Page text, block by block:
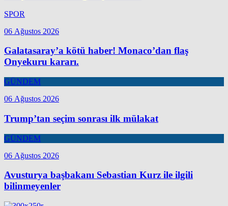
SPOR
06 Ağustos 2026
Galatasaray’a kötü haber! Monaco’dan flaş
Onyekuru kararı.
GÜNDEM
06 Ağustos 2026
Trump’tan seçim sonrası ilk mülakat
GÜNDEM
06 Ağustos 2026
Avusturya başbakanı Sebastian Kurz ile ilgili
bilinmeyenler